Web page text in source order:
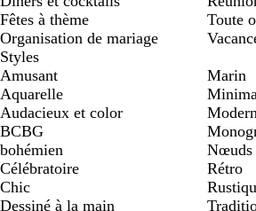
Fêtes à thème
Organisation de mariage
Toute
Styles
Amusant
Aquarelle
Audacieux et color
BCBG
bohémien
Célébratoire
Chic
Dessiné à la main
Marin
Nœuds
Rétro